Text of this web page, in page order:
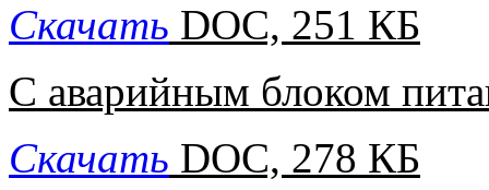
Скачать DOC, 251 КБ
С аварийным блоком
Скачать DOC, 278 КБ